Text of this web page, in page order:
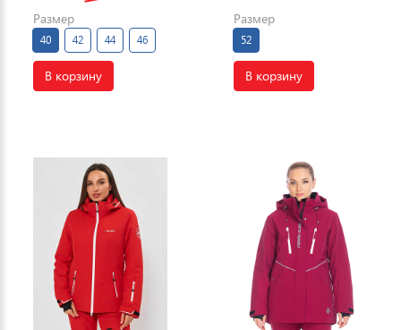
Размер
40 42 44 46
В корзину
Размер
52
В корзину